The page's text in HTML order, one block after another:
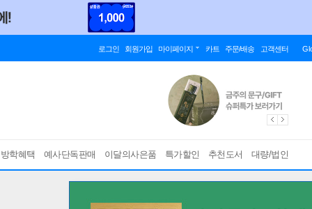
로그인 회원가입 마이페이지 카트 주문/배송 고객센터
학혜택 예사단독판매 이달의사은품 특가할인 추천도서 대량/법인